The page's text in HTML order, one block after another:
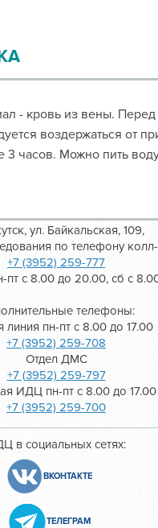
- кровь из вены. Перед
воздержаться от
3 часов. Можно пить
ул. Байкальская, 109,
по телефону
+7 (3952) 259-777
с 8.00 до 20.00, сб с
телефоны:
линия пн-пт с 8.00 до 17.00
+7 (3952) 259-708
Отдел ДМС
+7 (3952) 259-797
ИДЦ пн-пт с 8.00 до 17.00
+7 (3952) 259-700
в социальных сетях:
ВКОНТАКТЕ
ТЕЛЕГРАМ